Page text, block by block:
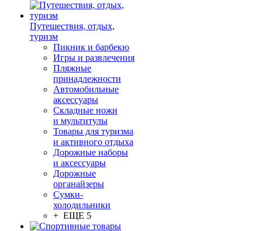
Путешествия, отдых,
туризм
Пикник и барбекю
Игры и развлечения
Пляжные
принадлежности
Автомобильные
аксессуары
Складные ножи
и мультитулы
Товары для туризма
и активного отдыха
Дорожные наборы
и аксессуары
Дорожные
органайзеры
Сумки-
холодильники
+ ЕЩЕ 5